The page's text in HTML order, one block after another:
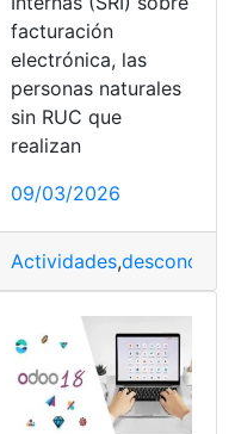
facturación
electrónica, las
personas naturales
sin RUC que
realizan
09/03/2026
Actividades,